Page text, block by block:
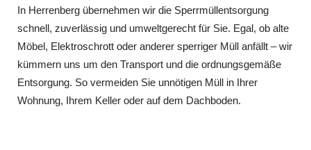
In Herrenberg übernehmen wir die Sperrmüllentsorgung
schnell, zuverlässig und umweltgerecht für Sie. Egal, ob alte
Möbel, Elektroschrott oder anderer sperriger Müll anfällt – wir
kümmern uns um den Transport und die ordnungsgemäße
Entsorgung. So vermeiden Sie unnötigen Müll in Ihrer
Wohnung, Ihrem Keller oder auf dem Dachboden.